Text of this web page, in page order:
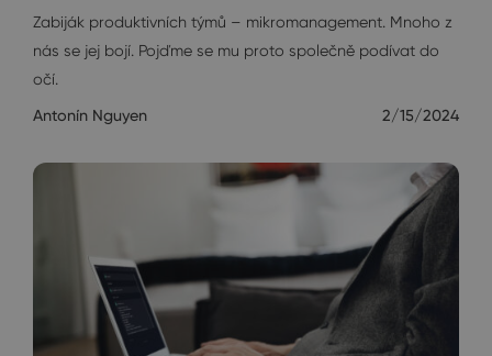
Zabiják produktivních týmů – mikromanagement. Mnoho z
nás se jej bojí. Pojďme se mu proto společně podívat do
očí.
Antonín Nguyen 2/15/2024